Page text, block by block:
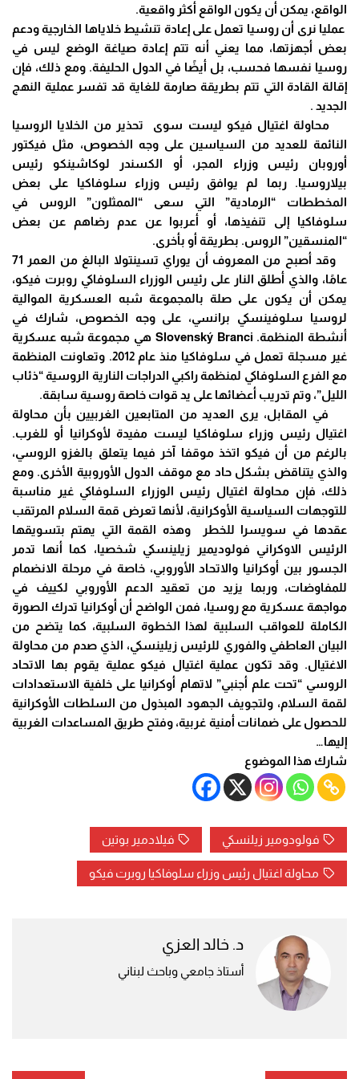
الواقع، يمكن أن يكون الواقع أكثر واقعية.
عمليا نرى أن روسيا تعمل على إعادة تنشيط خلاياها الخارجية ودعم
بعض أجهزتها، مما يعني أنه تتم إعادة صياغة الوضع ليس في
روسيا نفسها فحسب، بل أيضًا في الدول الحليفة. ومع ذلك، فإن
إقالة القادة التي تتم بطريقة صارمة للغاية قد تفسر عملية النهج
الجديد .
محاولة اغتيال فيكو ليست سوى تحذير من الخلايا الروسيا
النائمة للعديد من السياسين على وجه الخصوص، مثل فيكتور
أوروبان رئيس وزراء المجر، أو الكسندر لوكاشينكو رئيس
بيلاروسيا. ربما لم يوافق رئيس وزراء سلوفاكيا على بعض
المخططات “الرمادية” التي سعى “الممثلون” الروس في
سلوفاكيا إلى تنفيذها، أو أعربوا عن عدم رضاهم عن بعض
“المنسقين” الروس. بطريقة أو بأخرى.
وقد أصبح من المعروف أن يوراي تسينتولا البالغ من العمر 71
عامًا، والذي أطلق النار على رئيس الوزراء السلوفاكي روبرت فيكو،
يمكن أن يكون على صلة بالمجموعة شبه العسكرية الموالية
لروسيا سلوفينسكي برانسي، على وجه الخصوص، شارك في
أنشطة المنظمة. Slovenský Branci هي مجموعة شبه عسكرية
غير مسجلة تعمل في سلوفاكيا منذ عام 2012. وتعاونت المنظمة
مع الفرع السلوفاكي لمنظمة راكبي الدراجات النارية الروسية “ذئاب
الليل”، وتم تدريب أعضائها على يد قوات خاصة روسية سابقة.
في المقابل، يرى العديد من المتابعين الغربيين بأن محاولة
اغتيال رئيس وزراء سلوفاكيا ليست مفيدة لأوكرانيا أو للغرب.
بالرغم من أن فيكو اتخذ موقفا آخر فيما يتعلق بالغزو الروسي،
والذي يتناقض بشكل حاد مع موقف الدول الأوروبية الأخرى. ومع
ذلك، فإن محاولة اغتيال رئيس الوزراء السلوفاكي غير مناسبة
للتوجهات السياسية الأوكرانية، لأنها تعرض قمة السلام المرتقب
عقدها في سويسرا للخطر وهذه القمة التي يهتم بتسويقها
الرئيس الاوكراني فولوديمير زيلينسكي شخصيا، كما أنها تدمر
الجسور بين أوكرانيا والاتحاد الأوروبي، خاصة في مرحلة الانضمام
للمفاوضات، وربما يزيد من تعقيد الدعم الأوروبي لكييف في
مواجهة عسكرية مع روسيا، فمن الواضح أن أوكرانيا تدرك الصورة
الكاملة للعواقب السلبية لهذا الخطوة السلبية، كما يتضح من
البيان العاطفي والفوري للرئيس زيلينسكي، الذي صدم من محاولة
الاغتيال. وقد تكون عملية اغتيال فيكو عملية يقوم بها الاتحاد
الروسي “تحت علم أجنبي” لاتهام أوكرانيا على خلفية الاستعدادات
لقمة السلام، ولتجويف الجهود المبذول من السلطات الأوكرانية
للحصول على ضمانات أمنية غربية، وفتح طريق المساعدات الغربية
إليها…
شارك هذا الموضوع
فولودومير زيلنسكي فيلادمير بوتين
محاولة اغتيال رئيس وزراء سلوفاكيا روبرت فيكو
د. خالد العزي
أستاذ جامعي وباحث لبناني